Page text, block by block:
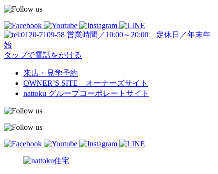
営業時間／10:00～20:00 定休日／年末年
始
タップで電話をかける
来店・見学予約
OWNER’S SITE オーナーズサイト
nattoku グループコーポレートサイト